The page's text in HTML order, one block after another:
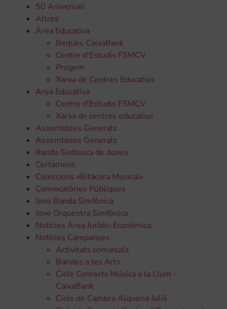
50 Aniversari
Altres
Àrea Educativa
Beques CaixaBank
Centre d'Estudis FSMCV
Progem
Xarxa de Centres Educatius
Àrea Educativa
Centre d'Estudis FSMCV
Xarxa de centres educatius
Assemblees Generals
Assemblees Generals
Banda Sinfònica de dones
Certàmens
Coleccions «Bitàcora Musical»
Convocatòries Públiques
Jove Banda Simfònica
Jove Orquestra Simfònica
Noticies Àrea Jurídic-Econòmica
Notícies Campanyes
Activitats comarcals
Bandes a les Arts
Cicle Concerts Música a la Llum –
CaixaBank
Cicle de Cambra Alqueria Julià